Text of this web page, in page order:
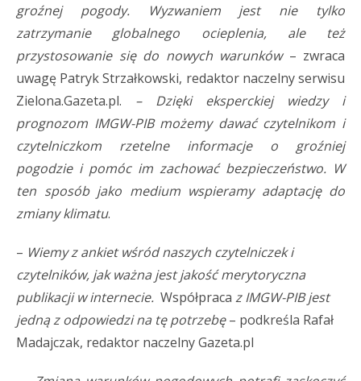
groźnej pogody.
Wyzwaniem jest nie tylko
zatrzymanie globalnego ocieplenia, ale też
przystosowanie się do nowych warunków– zwraca
uwagę Patryk Strzałkowski, redaktor naczelny serwisu
Zielona.Gazeta.pl. – Dzięki eksperckiej wiedzy i
prognozom IMGW-PIB możemy dawać czytelnikom i
czytelniczkom rzetelne informacje o groźniej
pogodzie i pomóc im zachować bezpieczeństwo. W
ten sposób jako medium wspieramy adaptację do
zmiany klimatu.
– Wiemy z ankiet wśród naszych czytelniczek i
czytelników, jak ważna jest jakość merytoryczna
publikacji w internecie. Współpraca z IMGW-PIB jest
jedną z odpowiedzi na tę potrzebę– podkreśla Rafał
Madajczak, redaktor naczelny Gazeta.pl